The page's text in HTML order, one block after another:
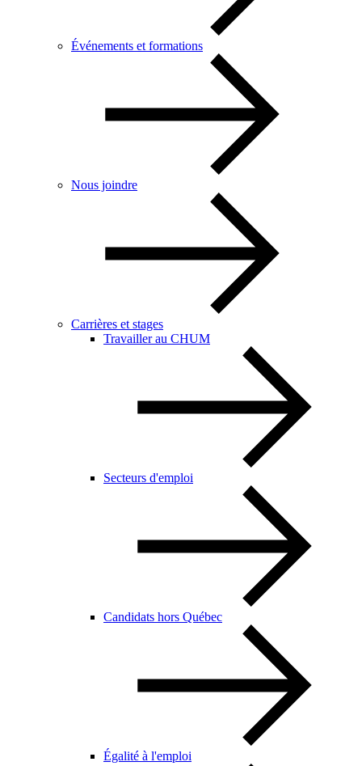
Événements et formations
Nous joindre
Carrières et stages
Travailler au CHUM
Secteurs d'emploi
Candidats hors Québec
Égalité à l'emploi